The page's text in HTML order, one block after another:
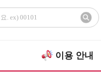
이용 안내